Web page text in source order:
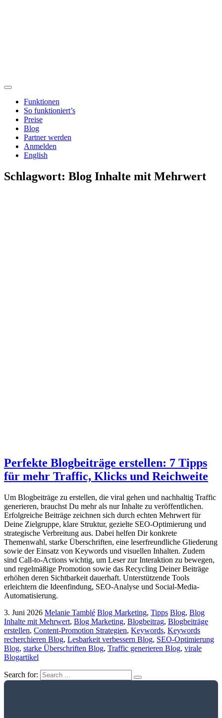
Funktionen
So funktioniert’s
Preise
Blog
Partner werden
Anmelden
English
Schlagwort: Blog Inhalte mit Mehrwert
Perfekte Blogbeiträge erstellen: 7 Tipps
für mehr Traffic, Klicks und Reichweite
Um Blogbeiträge zu erstellen, die viral gehen und nachhaltig Traffic
generieren, brauchst Du mehr als nur Inhalte zu veröffentlichen.
Erfolgreiche Beiträge zeichnen sich durch echten Mehrwert für
Deine Zielgruppe, klare Struktur, gezielte SEO-Optimierung und
strategische Verbreitung aus. Dabei helfen Dir konkrete
Themenwahl, starke Überschriften, eine leserfreundliche Gliederung
sowie der Einsatz von Keywords und visuellen Inhalten. Zudem
sind Call-to-Actions wichtig, um Leser zur Interaktion zu bewegen,
und regelmäßige Promotion sowie das Recycling Deiner Beiträge
erhöhen deren Sichtbarkeit dauerhaft. Unterstützende Tools
erleichtern die Ideenfindung, SEO-Analyse und Social-Media-
Automatisierung.
3. Juni 2026 Melanie Tamblé Blog Marketing, Tipps Blog, Blog
Inhalte mit Mehrwert, Blog Marketing, Blogbeitrag, Blogbeiträge
erstellen, Content-Promotion Strategien, Keywords, Keywords
recherchieren Blog, Lesbarkeit verbessern Blog, SEO-Optimierung
Blog, starke Überschriften Blog, Traffic generieren Blog, virale
Blogartikel
Search for: